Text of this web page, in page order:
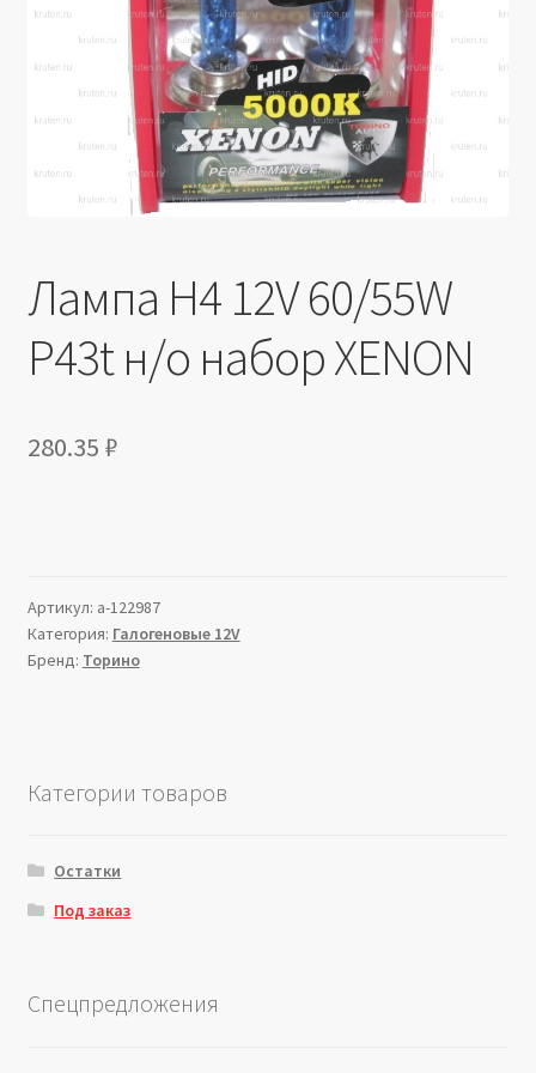
Производители
Юридические данные
Лампа H4 12V 60/55W
P43t н/о набор XENON
280.35 ₽
Артикул: a-122987
Категория: Галогеновые 12V
Бренд: Торино
Категории товаров
Остатки
Под заказ
Спецпредложения